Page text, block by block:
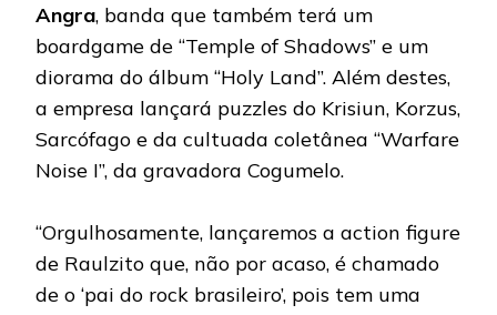
Angra, banda que também terá um
boardgame de “Temple of Shadows” e um
diorama do álbum “Holy Land”. Além destes,
a empresa lançará puzzles do Krisiun, Korzus,
Sarcófago e da cultuada coletânea “Warfare
Noise I”, da gravadora Cogumelo.
“Orgulhosamente, lançaremos a action figure
de Raulzito que, não por acaso, é chamado
de o ‘pai do rock brasileiro’, pois tem uma